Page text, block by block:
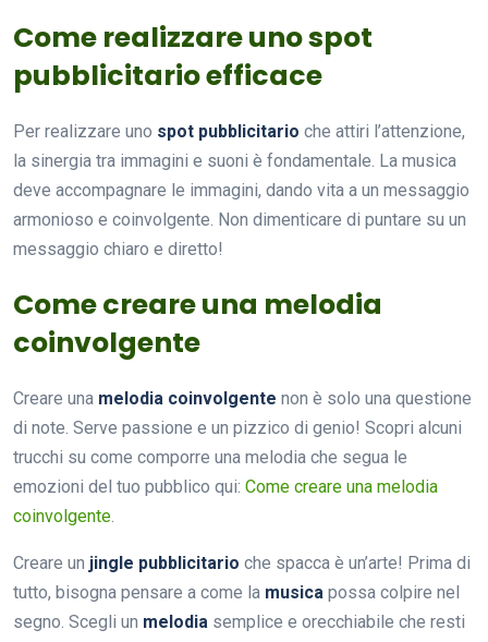
Come realizzare uno spot
pubblicitario efficace
Per realizzare uno spot pubblicitario che attiri l’attenzione,
la sinergia tra immagini e suoni è fondamentale. La musica
deve accompagnare le immagini, dando vita a un messaggio
armonioso e coinvolgente. Non dimenticare di puntare su un
messaggio chiaro e diretto!
Come creare una melodia
coinvolgente
Creare una melodia coinvolgente non è solo una questione
di note. Serve passione e un pizzico di genio! Scopri alcuni
trucchi su come comporre una melodia che segua le
emozioni del tuo pubblico qui: Come creare una melodia
coinvolgente.
Creare un jingle pubblicitario che spacca è un’arte! Prima di
tutto, bisogna pensare a come la musica possa colpire nel
segno. Scegli un melodia semplice e orecchiabile che resti